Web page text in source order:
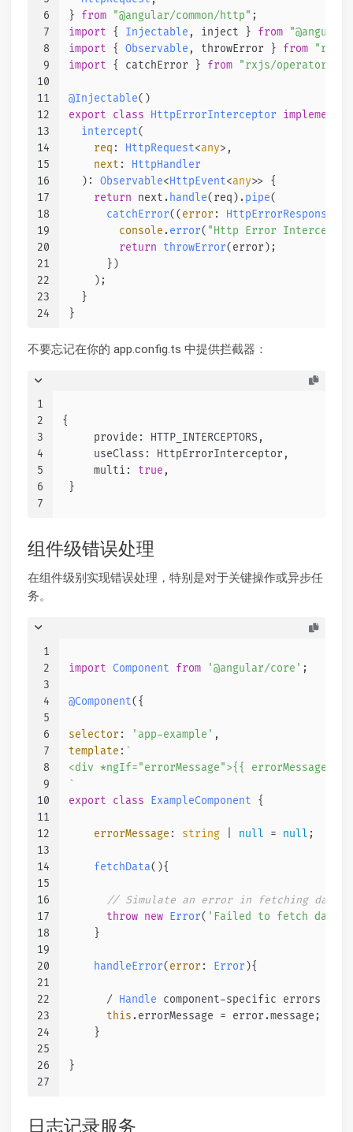
6
7
8
9
10
11
12
13
14
15
16
17
18
19
20
21
22
23
24
} from "@angular/common/http" ;
import { Injectable , inject } from
import { Observable , throwError } from "rxjs"
import { catchError } from "rxjs/operators"
@Injectable()
export
class HttpErrorInterceptor implements
intercept(
req : HttpRequest<any>,
next : HttpHandler
  ):
Observable<HttpEvent<any>> {
return next.handle(req).pipe(
catchError( ( error : HttpErrorResponse
console.error( "Http Error
return
throwError(error);
      })
    );
  }
}
不要忘记在你的 app.config.ts 中提供拦截器：
1
2
3
4
5
6
7
{
     provide
: HTTP_INTERCEPTORS,
     useClass
: HttpErrorInterceptor ,
     multi
: true ,
}
组件级错误处理
在组件级别实现错误处理，特别是对于关键操作或异步任
务。
1
2
3
4
5
6
7
8
9
10
11
12
13
14
15
16
17
18
19
20
21
22
23
24
25
26
27
import Component from '@angular/core' ;
@Component({
selector : 'app-example' ,
template : `
<div *ngIf="errorMessage">{{ errorMessage
`
export
class ExampleComponent {
errorMessage : string | null = null ;
fetchData( ){
// Simulate an error in fetching data
throw new Error( 'Failed to fetch data'
    }
handleError( error : Error ){
      /
Handle component-specific errors
this.errorMessage = error.message ;
    }
}
日志记录服务